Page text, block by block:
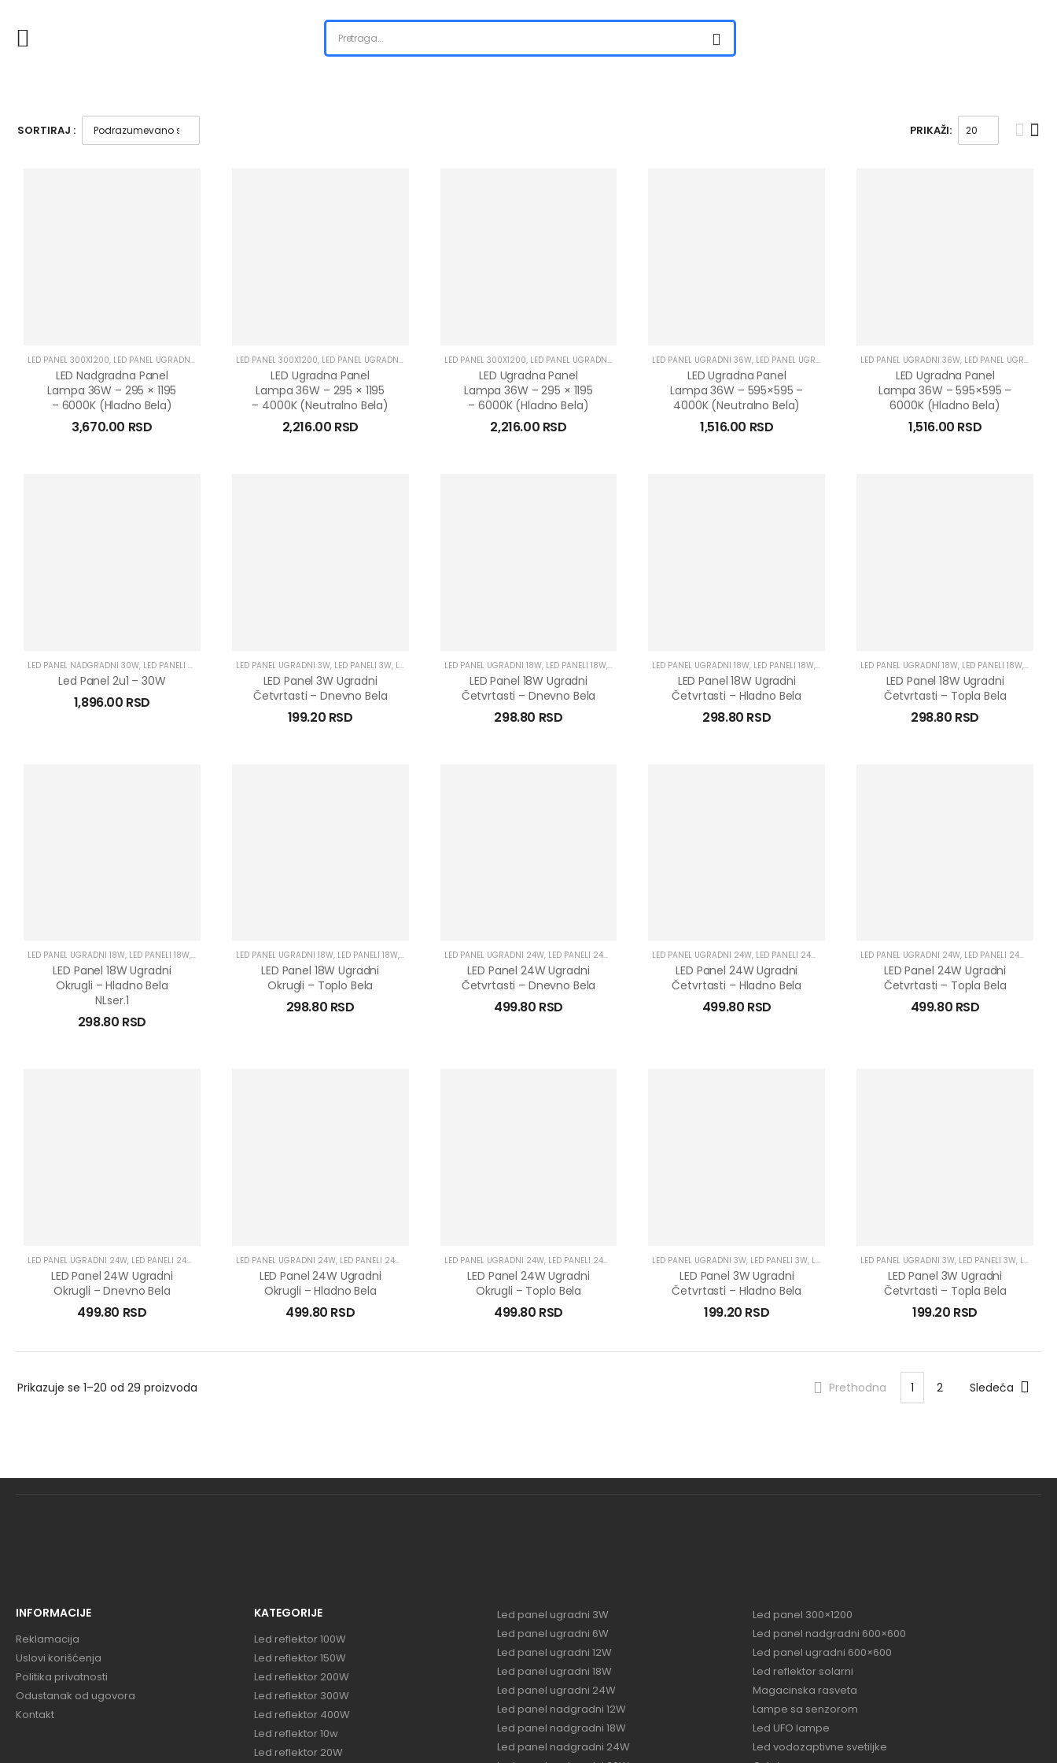
SORTIRAJ : PRIKAŽI:
LED PANEL 300X1200, LED PANEL UGRADNI 36W LED PANELI 36W
LED Nadgradna Panel
Lampa 36W – 295 × 1195
– 6000K (hladno Bela)
3,670.00 RSD
LED PANEL 300X1200, LED PANEL UGRADNI 36W
LED Ugradna Panel
Lampa 36W – 295 × 1195
– 4000K (neutralno Bela)
2,216.00 RSD
LED PANEL 300X1200, LED PANEL UGRADNI 36W
LED Ugradna Panel
Lampa 36W – 295 × 1195
– 6000K (hladno Bela)
2,216.00 RSD
LED PANEL UGRADNI 36W, LED PANEL UGRADNI 600X600 ,LED PANELI 36W
LED Ugradna Panel
Lampa 36W – 595×595 –
4000K (neutralno Bela)
1,516.00 RSD
LED PANEL UGRADNI 36W, LED PANEL UGRADNI 600X600
LED Ugradna Panel
Lampa 36W – 595×595 –
6000K (hladno Bela)
1,516.00 RSD
LED PANEL NADGRADNI 30W, LED PANELI 30W LED PANELI NADGRADNI,LED PANELI UGRADNI
Led Panel 2u1 – 30W
1,896.00 RSD
LED PANEL UGRADNI 3W, LED PANELI 3W, LED PANELI UGRADNI
LED Panel 3W Ugradni
Četvrtasti – Dnevno Bela
199.20 RSD
LED PANEL UGRADNI 18W, LED PANELI 18W, LED PANELI UGRADNI
LED Panel 18W Ugradni
Četvrtasti – Dnevno Bela
298.80 RSD
LED PANEL UGRADNI 18W, LED PANELI 18W, LED PANELI UGRADNI
LED Panel 18W Ugradni
Četvrtasti – Hladno Bela
298.80 RSD
LED PANEL UGRADNI 18W, LED PANELI 18W, LED
LED Panel 18W Ugradni
Četvrtasti – Topla Bela
298.80 RSD
LED PANEL UGRADNI 18W, LED PANELI 18W, LED PANELI UGRADNI
LED Panel 18W Ugradni
Okrugli – Hladno Bela
NLser.1
298.80 RSD
LED PANEL UGRADNI 18W, LED PANELI 18W, LED PANELI UGRADNI
LED Panel 18W Ugradni
Okrugli – Toplo Bela
298.80 RSD
LED PANEL UGRADNI 24W, LED PANELI 24W LED PANELI UGRADNI
LED Panel 24W Ugradni
Četvrtasti – Dnevno Bela
499.80 RSD
LED PANEL UGRADNI 24W, LED PANELI 24W LED PANELI UGRADNI
LED Panel 24W Ugradni
Četvrtasti – Hladno Bela
499.80 RSD
LED PANEL UGRADNI 24W, LED PANELI 24W
LED Panel 24W Ugradni
Četvrtasti – Topla Bela
499.80 RSD
LED PANEL UGRADNI 24W, LED PANELI 24W LED PANELI UGRADNI
LED Panel 24W Ugradni
Okrugli – Dnevno Bela
499.80 RSD
LED PANEL UGRADNI 24W, LED PANELI 24W LED PANELI UGRADNI
LED Panel 24W Ugradni
Okrugli – Hladno Bela
499.80 RSD
LED PANEL UGRADNI 24W, LED PANELI 24W LED PANELI UGRADNI
LED Panel 24W Ugradni
Okrugli – Toplo Bela
499.80 RSD
LED PANEL UGRADNI 3W, LED PANELI 3W, LED PANELI UGRADNI
LED Panel 3W Ugradni
Četvrtasti – Hladno Bela
199.20 RSD
LED PANEL UGRADNI 3W, LED PANELI 3W, LED PANELI UGRADNI
LED Panel 3W Ugradni
Četvrtasti – Topla Bela
199.20 RSD
Prikazuje se 1–20 od 29 proizvoda Prethodna 1 2 Sledeća
INFORMACIJE
Reklamacija
Uslovi korišćenja
Politika privatnosti
Odustanak od ugovora
Kontakt
KATEGORIJE
Led reflektor 100W
Led reflektor 150W
Led reflektor 200W
Led reflektor 300W
Led reflektor 400W
Led reflektor 10w
Led reflektor 20W
Led panel ugradni 3W
Led panel ugradni 6W
Led panel ugradni 12W
Led panel ugradni 18W
Led panel ugradni 24W
Led panel nadgradni 12W
Led panel nadgradni 18W
Led panel nadgradni 24W
Led panel 300×1200
Led panel nadgradni 600×600
Led panel ugradni 600×600
Led reflektor solarni
Magacinska rasveta
Lampe sa senzorom
Led UFO lampe
Led vodozaptivne svetiljke